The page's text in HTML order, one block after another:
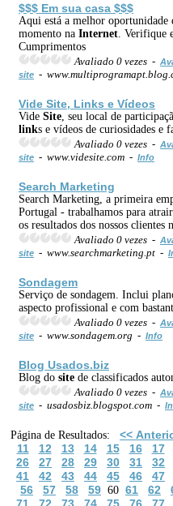
$$$ Em sua casa $$$
Aqui está a melhor oportunidade
momento na Internet . Verifique
Cumprimentos
Avaliado 0 vezes -
site -
Vide Site, Links e Vídeos
Vide Site , seu local de
links e vídeos de curiosidades e
Avaliado 0 vezes -
site - www.videsite.com - Info
Search Marketing
Search Marketing, a primeira
Portugal - trabalhamos para
os resultados dos nossos clientes
Avaliado 0 vezes -
site - www.searchmarketing.pt -
Sondagem
Serviço de sondagem. Inclui
aspecto profissional e com
Avaliado 0 vezes -
site - www.sondagem.org - Info
Blog Usados.biz
Blog do site de classificados
Avaliado 0 vezes -
site - usadosbiz.blogspot.com -
Página de Resultados: <<
11
12 13 14 15 16 17
26
27 28 29 30 31 32
41
42 43 44 45 46 47
56
57 58 59 60 61 62